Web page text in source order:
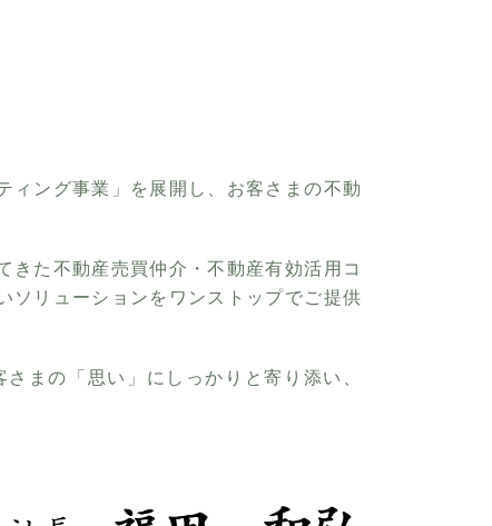
ング事業」を展開し、お客さまの不動
た不動産売買仲介・不動産有効活用コ
ソリューションをワンストップでご提供
まの「思い」にしっかりと寄り添い、